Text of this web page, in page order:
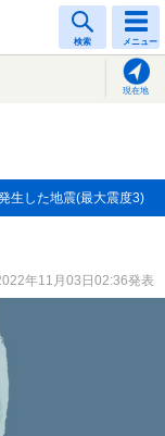
検索 メニュー
現在地
生した地震(最大震度3)
年11月03日02:36発表